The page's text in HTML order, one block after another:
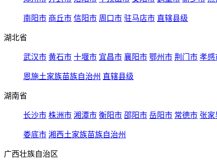
南阳市 商丘市 信阳市 周口市 驻马店市 直辖县级
湖北省
武汉市 黄石市 十堰市 宜昌市 襄阳市 鄂州市 荆门市 孝感
恩施土家族苗族自治州 直辖县级
湖南省
长沙市 株洲市 湘潭市 衡阳市 邵阳市 岳阳市 常德市 张家
娄底市 湘西土家族苗族自治州
广西壮族自治区